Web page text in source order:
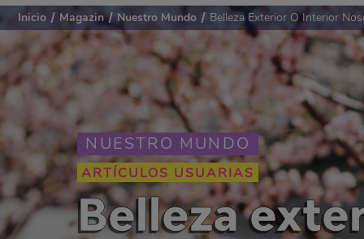
NUESTRO MUNDO
ARTÍCULOS USUARIAS
Belleza
Inicio / Magazin / Nuestro Mundo / Belleza Exterior O Interior